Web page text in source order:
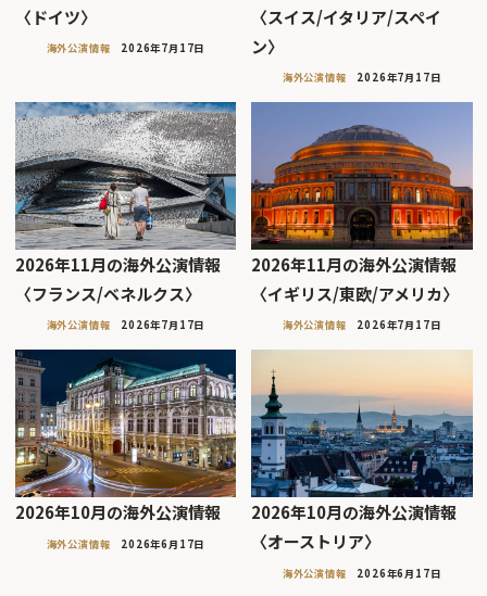
〈ドイツ〉
海外公演情報 2026年7月17日
〈スイス/イタリア/スペイ
ン〉
海外公演情報 2026年7月17日
2026年11月の海外公演情報
〈フランス/ベネルクス〉
海外公演情報 2026年7月17日
2026年11月の海外公演情報
〈イギリス/東欧/アメリカ〉
海外公演情報 2026年7月17日
2026年10月の海外公演情報
海外公演情報 2026年6月17日
2026年10月の海外公演情報
〈オーストリア〉
海外公演情報 2026年6月17日